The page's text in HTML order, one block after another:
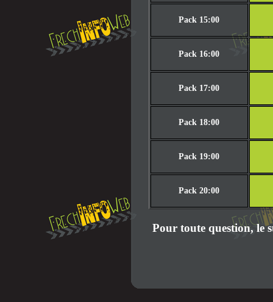
Pack 15:00
Pack 16:00
Pack 17:00
Pack 18:00
Pack 19:00
Pack 20:00
Pour toute question, le